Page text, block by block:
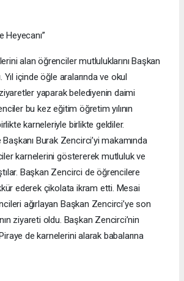
Heyecanı”
alan öğrenciler mutluluklarını Başkan
Yıl içinde öğle aralarında ve okul
yaparak belediyenin daimi
bu kez eğitim öğretim yılının
karneleriyle birlikte geldiler.
Burak Zencirci’yi makamında
karnelerini göstererek mutluluk ve
Başkan Zencirci de öğrencilere
ederek çikolata ikram etti. Mesai
ağırlayan Başkan Zencirci’ye son
ziyareti oldu. Başkan Zencirci’nin
de karnelerini alarak babalarına